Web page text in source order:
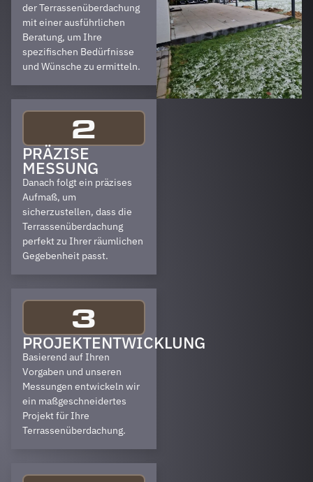
der Terrassenüberdachung
mit einer ausführlichen
Beratung, um Ihre
spezifischen Bedürfnisse
und Wünsche zu ermitteln.
2
PRÄZISE
MESSUNG
Danach folgt ein präzises
Aufmaß, um
sicherzustellen, dass die
Terrassenüberdachung
perfekt zu Ihrer räumlichen
Gegebenheit passt.
3
PROJEKTENTWICKLUNG
Basierend auf Ihren
Vorgaben und unseren
Messungen entwickeln wir
ein maßgeschneidertes
Projekt für Ihre
Terrassenüberdachung.